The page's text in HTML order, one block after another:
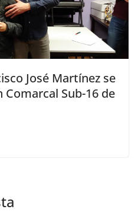
José Martínez se
Sub-16 de